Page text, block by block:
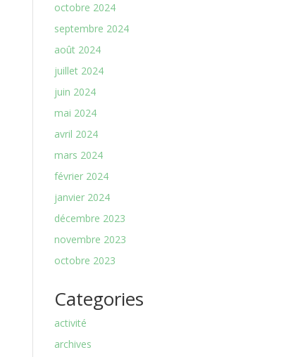
octobre 2024
septembre 2024
août 2024
juillet 2024
juin 2024
mai 2024
avril 2024
mars 2024
février 2024
janvier 2024
décembre 2023
novembre 2023
octobre 2023
Categories
activité
archives